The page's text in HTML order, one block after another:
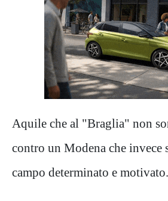
Aquile che al "Braglia" non
contro un Modena che invece
campo determinato e motivato.